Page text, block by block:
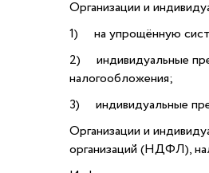
Организации и
1) на упрощённую
2) индивидуальные
налогообложения;
3) индивидуальные
Организации и
организаций (НДФЛ),